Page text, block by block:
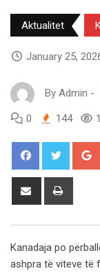
Aktualitet
January 25,
By Admin -
0 144
Share
Kanadaja po
ashpra të viteve të